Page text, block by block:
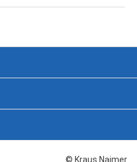
© Kraus Naimer